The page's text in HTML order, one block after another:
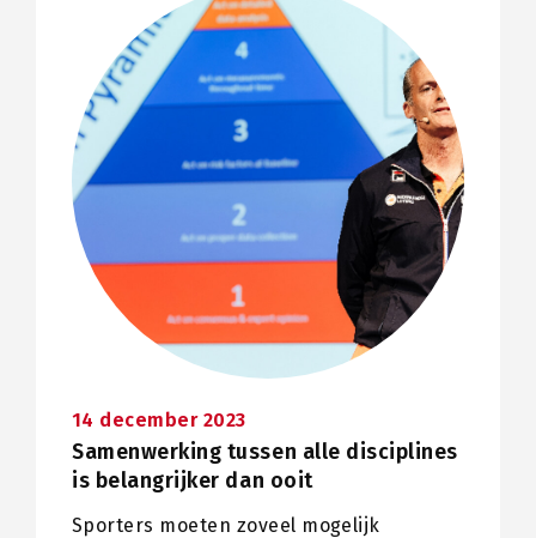
14 december 2023
Samenwerking tussen alle disciplines
is belangrijker dan ooit
Sporters moeten zoveel mogelijk